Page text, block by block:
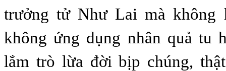
trưởng tử Như Lai mà không
không ứng dụng nhân quả tu
lắm trò lừa đời bịp chúng,